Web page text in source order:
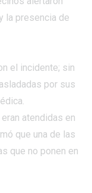
la presencia de
el incidente; sin
por sus
atendidas en
que una de las
que no ponen en